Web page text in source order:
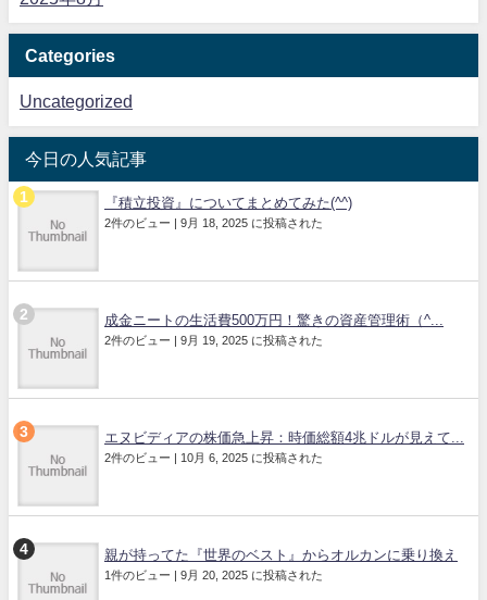
Categories
Uncategorized
今日の人気記事
『積立投資』についてまとめてみた(^^)
2件のビュー | 9月 18, 2025 に投稿された
成金ニートの生活費500万円！驚きの資産管理術（^...
2件のビュー | 9月 19, 2025 に投稿された
エヌビディアの株価急上昇：時価総額4兆ドルが見えて...
2件のビュー | 10月 6, 2025 に投稿された
親が持ってた『世界のベスト』からオルカンに乗り換え
1件のビュー | 9月 20, 2025 に投稿された